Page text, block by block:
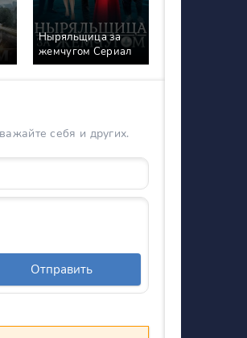
Ныряльщица за
жемчугом Сериал
себя и других.
Отправить